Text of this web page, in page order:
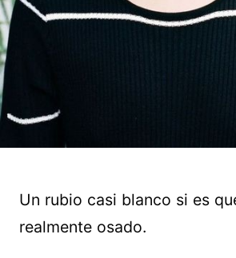
Un rubio casi blanco si es
realmente osado.